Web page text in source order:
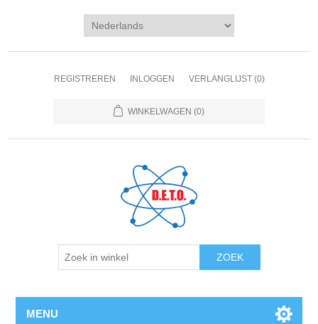
REGISTREREN INLOGGEN VERLANGLIJST (0)
WINKELWAGEN (0)
ZOEK
MENU